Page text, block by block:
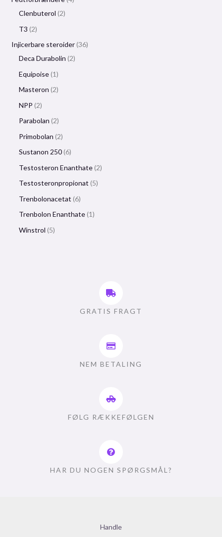
Clenbuterol 2
T3 2
Injicerbare steroider 36
Deca Durabolin 2
Equipoise 1
Masteron 2
NPP 2
Parabolan 2
Primobolan 2
Sustanon 250 6
Testosteron Enanthate 2
Testosteronpropionat 5
Trenbolonacetat 6
Trenbolon Enanthate 1
Winstrol 5
GRATIS FRAGT
NEM BETALING
FØLG RÆKKEFØLGEN
HAR DU NOGEN SPØRGSMÅL?
Handle